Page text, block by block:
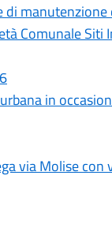
di
Comunale Siti
in
via Molise con